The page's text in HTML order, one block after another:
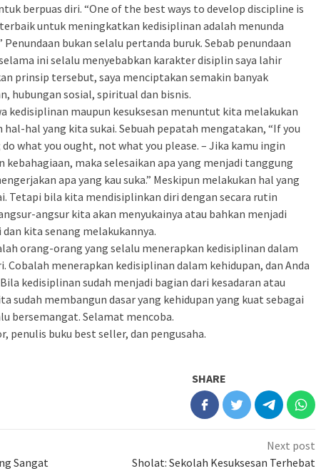
berpuas diri. “One of the best ways to develop discipline is
untuk meningkatkan kedisiplinan adalah menunda
bukan selalu pertanda buruk. Sebab penundaan
ini selalu menyebabkan karakter disiplin saya lahir
prinsip tersebut, saya menciptakan semakin banyak
hubungan sosial, spiritual dan bisnis.
kedisiplinan maupun kesuksesan menuntut kita melakukan
hal yang kita sukai. Sebuah pepatah mengatakan, “If you
what you ought, not what you please. – Jika kamu ingin
kebahagiaan, maka selesaikan apa yang menjadi tanggung
apa yang kau suka.” Meskipun melakukan hal yang
Tetapi bila kita mendisiplinkan diri dengan secara rutin
angsur kita akan menyukainya atau bahkan menjadi
kita senang melakukannya.
orang-orang yang selalu menerapkan kedisiplinan dalam
Cobalah menerapkan kedisiplinan dalam kehidupan, dan Anda
kedisiplinan sudah menjadi bagian dari kesadaran atau
sudah membangun dasar yang kehidupan yang kuat sebagai
bersemangat. Selamat mencoba.
penulis buku best seller, dan pengusaha.
SHARE
Sangat
Next post
Sholat: Sekolah Kesuksesan Terhebat